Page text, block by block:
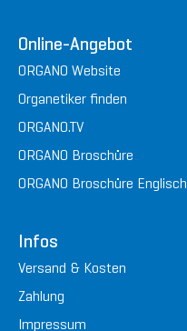
Online-Angebot
ORGANO Website
Organetiker finden
ORGANO.TV
ORGANO Broschüre
ORGANO Broschüre Englisch
Infos
Versand & Kosten
Zahlung
Impressum